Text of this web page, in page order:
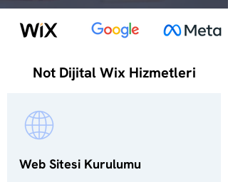
Not Dijital Wix Hizmetleri
Web Sitesi Kurulumu